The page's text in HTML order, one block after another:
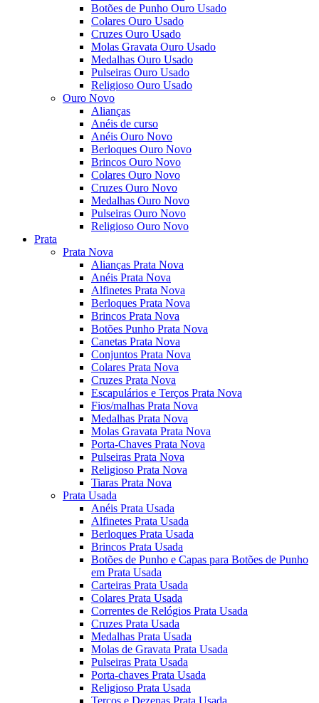
Botões de Punho Ouro Usado
Colares Ouro Usado
Cruzes Ouro Usado
Molas Gravata Ouro Usado
Medalhas Ouro Usado
Pulseiras Ouro Usado
Religioso Ouro Usado
Ouro Novo
Alianças
Anéis de curso
Anéis Ouro Novo
Berloques Ouro Novo
Brincos Ouro Novo
Colares Ouro Novo
Cruzes Ouro Novo
Medalhas Ouro Novo
Pulseiras Ouro Novo
Religioso Ouro Novo
Prata
Prata Nova
Alianças Prata Nova
Anéis Prata Nova
Alfinetes Prata Nova
Berloques Prata Nova
Brincos Prata Nova
Botões Punho Prata Nova
Canetas Prata Nova
Conjuntos Prata Nova
Colares Prata Nova
Cruzes Prata Nova
Escapulários e Terços Prata Nova
Fios/malhas Prata Nova
Medalhas Prata Nova
Molas Gravata Prata Nova
Porta-Chaves Prata Nova
Pulseiras Prata Nova
Religioso Prata Nova
Tiaras Prata Nova
Prata Usada
Anéis Prata Usada
Alfinetes Prata Usada
Berloques Prata Usada
Brincos Prata Usada
Botões de Punho e Capas para Botões de Punho
em Prata Usada
Carteiras Prata Usada
Colares Prata Usada
Correntes de Relógios Prata Usada
Cruzes Prata Usada
Medalhas Prata Usada
Molas de Gravata Prata Usada
Pulseiras Prata Usada
Porta-chaves Prata Usada
Religioso Prata Usada
Terços e Dezenas Prata Usada